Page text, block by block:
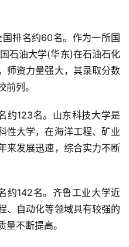
国排名约60名。作为一所国
石油大学(华东)在石油石化
师资力量强大，其录取分数
列。
约123名。山东科技大学是
性大学，在海洋工程、矿业
来发展迅速，综合实力不断
约142名。齐鲁工业大学近
、自动化等领域具有较强的
不断提高。